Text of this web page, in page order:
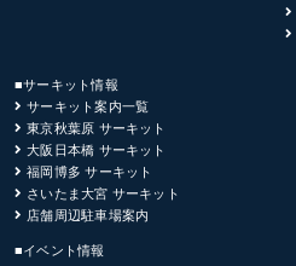
■サーキット情報
サーキット案内一覧
東京秋葉原 サーキット
大阪日本橋 サーキット
福岡博多 サーキット
さいたま大宮 サーキット
店舗周辺駐車場案内
■イベント情報